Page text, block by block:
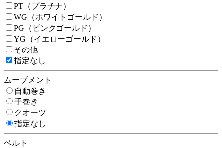
PT（プラチナ）
WG（ホワイトゴールド）
PG（ピンクゴールド）
YG（イエローゴールド）
その他
指定なし
ムーブメント
自動巻き
手巻き
クオーツ
指定なし
ベルト